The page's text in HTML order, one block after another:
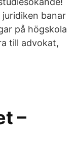
banar
på högskola
till advokat,
–